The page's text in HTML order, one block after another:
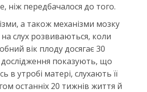
ніж передбачалося до того.
а також механізми мозку
слух розвиваються, коли
вік плоду досягає 30
дослідження показують, що
в утробі матері, слухають її
останніх 20 тижнів життя й